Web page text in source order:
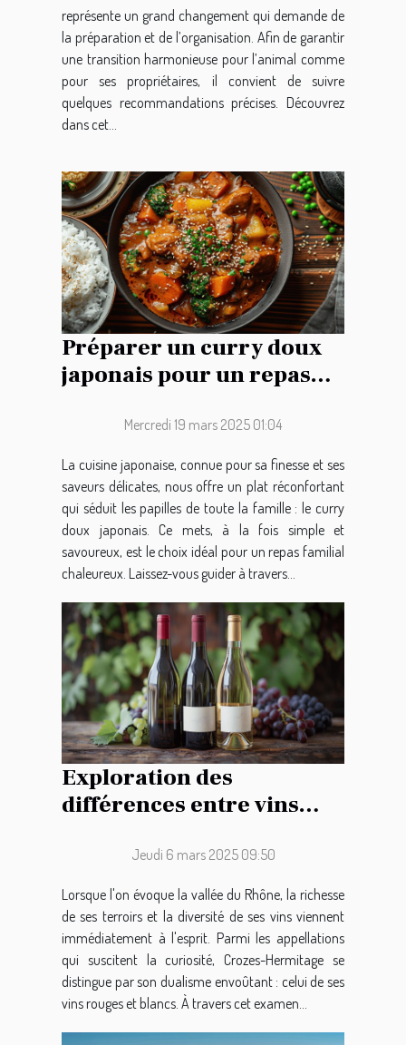
représente un grand changement qui demande de
la préparation et de l’organisation. Afin de garantir
une transition harmonieuse pour l’animal comme
pour ses propriétaires, il convient de suivre
quelques recommandations précises. Découvrez
dans cet...
Préparer un curry doux
japonais pour un repas
Mercredi 19 mars 2025 01:04
La cuisine japonaise, connue pour sa finesse et ses
saveurs délicates, nous offre un plat réconfortant
qui séduit les papilles de toute la famille : le curry
doux japonais. Ce mets, à la fois simple et
savoureux, est le choix idéal pour un repas familial
chaleureux. Laissez-vous guider à travers...
Exploration des
différences entre vins
Crozes-Hermitage
Jeudi 6 mars 2025 09:50
Lorsque l'on évoque la vallée du Rhône, la richesse
de ses terroirs et la diversité de ses vins viennent
immédiatement à l'esprit. Parmi les appellations
qui suscitent la curiosité, Crozes-Hermitage se
distingue par son dualisme envoûtant : celui de ses
vins rouges et blancs. À travers cet examen...